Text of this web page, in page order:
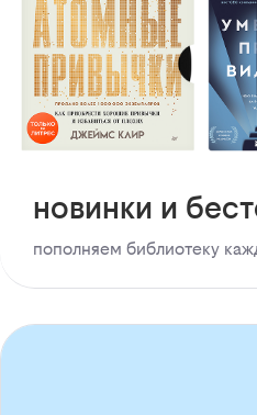
новинки и
пополняем библиотеку